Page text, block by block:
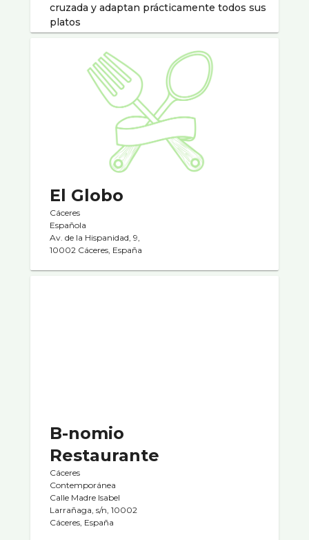
cruzada y adaptan prácticamente todos sus
platos
El Globo
Cáceres
Española
Av. de la Hispanidad, 9,
10002 Cáceres, España
B-nomio
Restaurante
Cáceres
Contemporánea
Calle Madre Isabel
Larrañaga, s/n, 10002
Cáceres, España